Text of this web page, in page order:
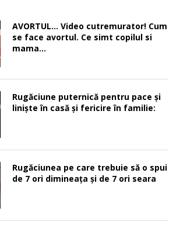
AVORTUL… Video cutremurator! Cum
se face avortul. Ce simt copilul si
mama…
Rugăciune puternică pentru pace şi
linişte în casă şi fericire în familie:
Rugăciunea pe care trebuie să o spui
de 7 ori dimineața și de 7 ori seara